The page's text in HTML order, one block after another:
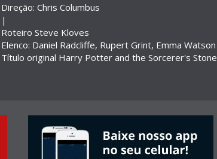
Direção: Chris Columbus
|
Roteiro Steve Kloves
Elenco: Daniel Radcliffe, Rupert Grint, Emma Watson
Título original Harry Potter and the Sorcerer's Stone